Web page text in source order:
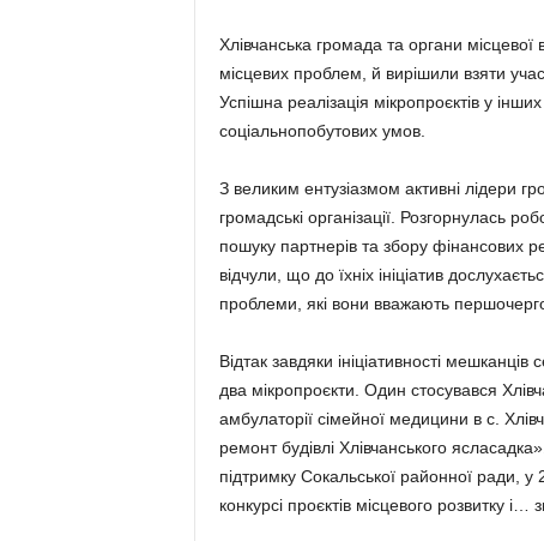
Хлівчанська громада та органи
місцевих проблем, й вирішили взяти
Успішна реалізація мікропроєктів у
соціальнопобутових умов.
З великим ентузіазмом активні лідери
громадські організації. Розгорнулась
пошуку партнерів та збору фінансових
відчули, що до їхніх ініціатив
проблеми, які вони вважають
Відтак завдяки ініціативності
два мікропроєкти. Один стосувався
амбулаторії сімейної медицини в с.
ремонт будівлі Хлівчанського
підтримку Сокальської районної ради,
конкурсі проєктів місцевого розвитку і…